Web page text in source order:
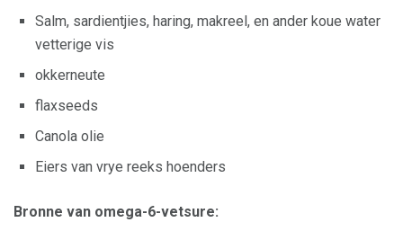
Salm, sardientjies, haring, makreel, en ander koue water
vetterige vis
okkerneute
flaxseeds
Canola olie
Eiers van vrye reeks hoenders
Bronne van omega-6-vetsure: